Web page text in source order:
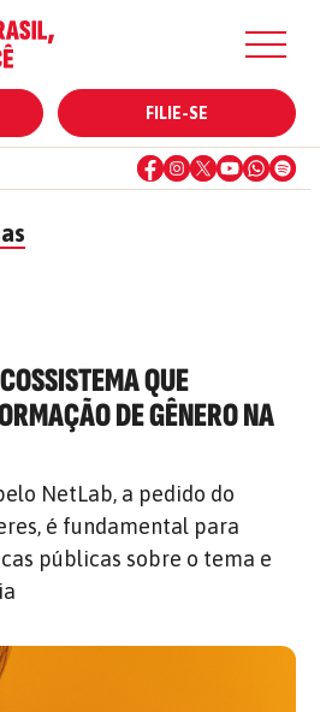
FILIE-SE
QUE
DE GÊNERO NA
NetLab, a pedido do
é fundamental para
públicas sobre o tema e